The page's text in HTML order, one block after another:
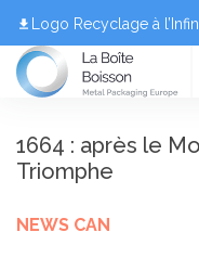
Logo Recyclage à
1664 : après le
Triomphe
NEWS CAN